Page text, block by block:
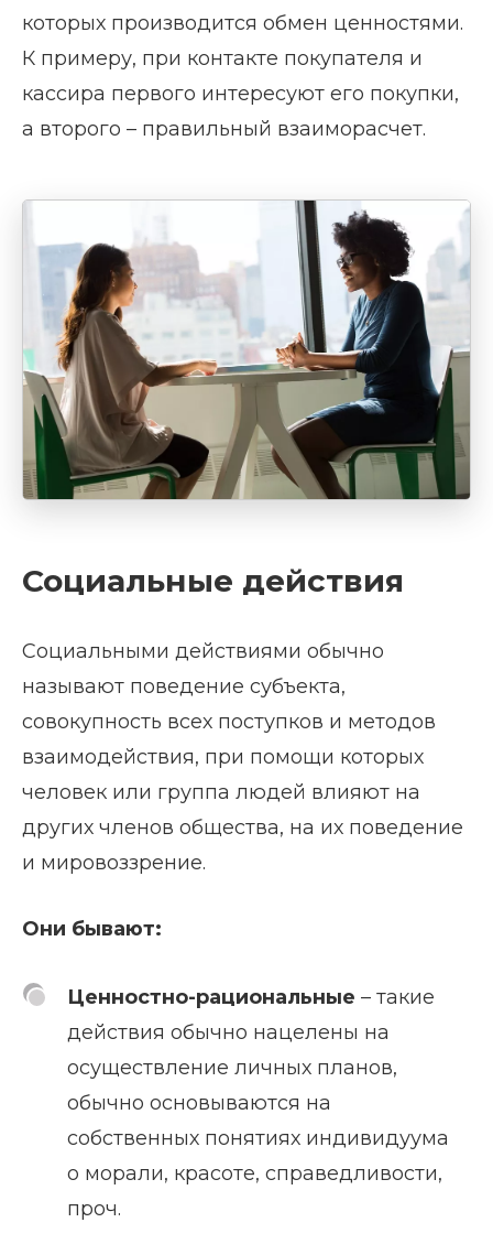
которых производится обмен ценностями.
К примеру, при контакте покупателя и
кассира первого интересуют его покупки,
а второго – правильный взаиморасчет.
Социальные действия
Социальными действиями обычно
называют поведение субъекта,
совокупность всех поступков и методов
взаимодействия, при помощи которых
человек или группа людей влияют на
других членов общества, на их поведение
и мировоззрение.
Они бывают:
Ценностно-рациональные – такие
действия обычно нацелены на
осуществление личных планов,
обычно основываются на
собственных понятиях индивидуума
о морали, красоте, справедливости,
проч.